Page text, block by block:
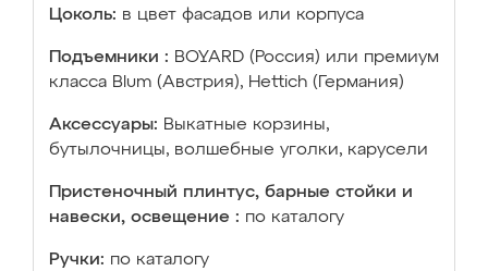
Цоколь: в цвет фасадов или корпуса
Подъемники : BOYARD (Россия) или премиум
класса Blum (Австрия), Hettich (Германия)
Аксессуары: Выкатные корзины,
бутылочницы, волшебные уголки, карусели
Пристеночный плинтус, барные стойки и
навески, освещение : по каталогу
Ручки: по каталогу